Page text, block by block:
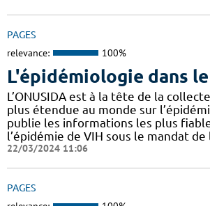
PAGES
relevance: 100%
L'épidémiologie dans
L’ONUSIDA est à la tête de la
plus étendue au monde sur
publie les informations les plus
l’épidémie de VIH sous le mandat de l
22/03/2024 11:06
PAGES